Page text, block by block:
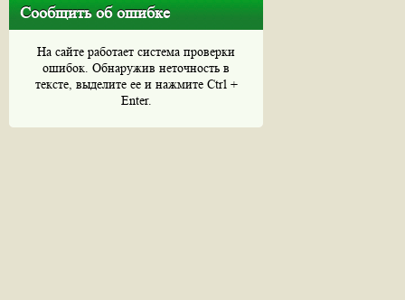
Сообщить об ошибке
На сайте работает система проверки
ошибок. Обнаружив неточность в
тексте, выделите ее и нажмите Ctrl +
Enter.